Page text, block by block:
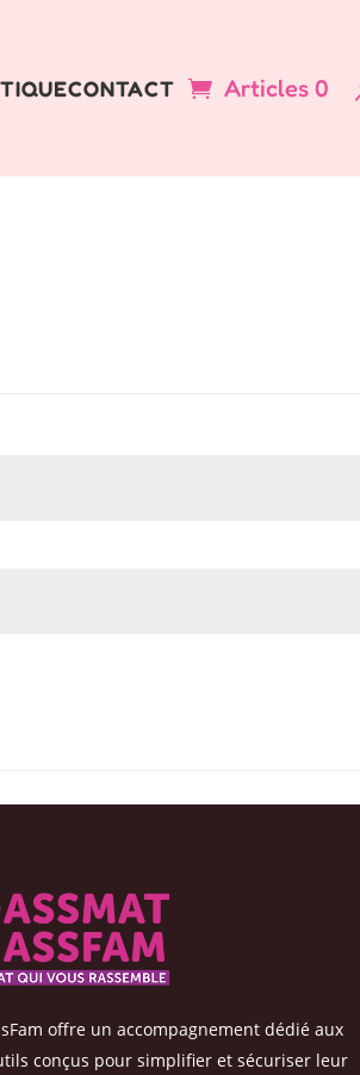
CONTACT Articles 0
offre un accompagnement dédié aux
conçus pour simplifier et sécuriser leur